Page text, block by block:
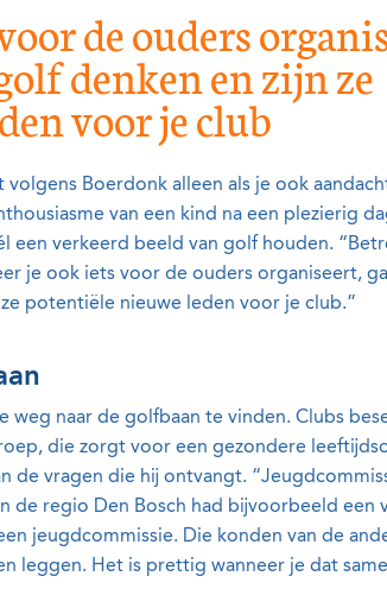
de ouders
denken en zijn ze
voor je club
Boerdonk alleen als je ook
van een kind na een plezierig
een verkeerd beeld van golf houden.
je ook iets voor de ouders organiseert,
potentiële nieuwe leden voor je club.”
naar de golfbaan te vinden. Clubs
die zorgt voor een gezondere
de vragen die hij ontvangt.
de regio Den Bosch had bijvoorbeeld een
jeugdcommissie. Die konden van de
leggen. Het is prettig wanneer je dat